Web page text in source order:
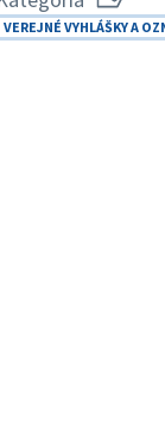
VEREJNÉ VYHLÁŠKY A